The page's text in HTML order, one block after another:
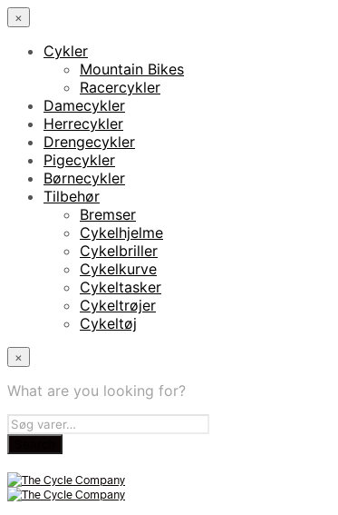
×
Cykler
Mountain Bikes
Racercykler
Damecykler
Herrecykler
Drengecykler
Pigecykler
Børnecykler
Tilbehør
Bremser
Cykelhjelme
Cykelbriller
Cykelkurve
Cykeltasker
Cykeltrøjer
Cykeltøj
×
What are you looking for?